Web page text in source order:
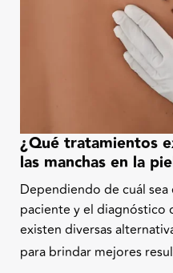
¿Qué tratamientos
las manchas en la
Dependiendo de cuál
paciente y el diagnóstico
existen diversas
para brindar mejores